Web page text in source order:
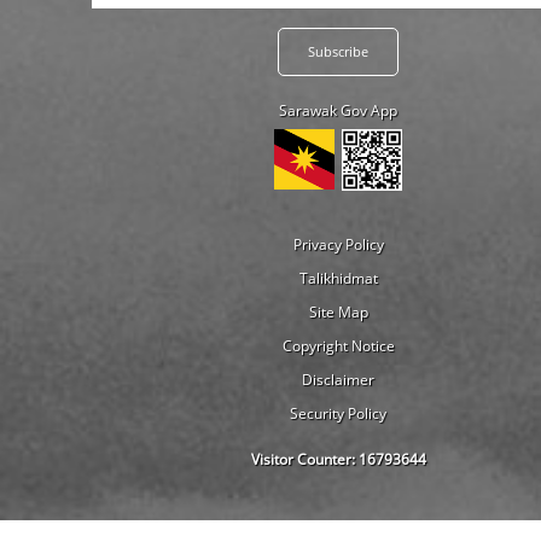
Sarawak Gov App
Privacy Policy
Talikhidmat
Site Map
Copyright Notice
Disclaimer
Security Policy
Visitor Counter:16793644